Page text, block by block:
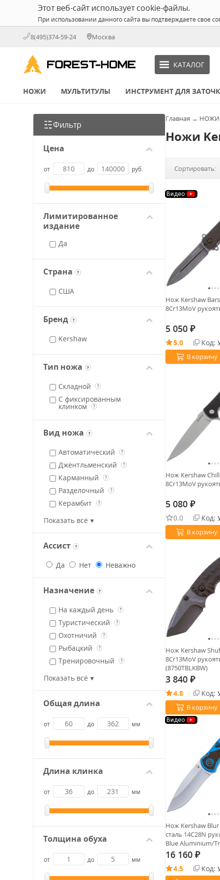
Этот веб-сайт использует cookie-файлы.
При использовании данного сайта вы подтверждаете свое
8(495)374-59-24 Москва
КАТАЛОГ
НОЖИ МУЛЬТИТУЛЫ ИНСТРУМЕНТ ДЛЯ
Фильтр
Цена
от до руб.
Лимитированное
издание
Да
Страна ?
США
Бренд ?
Kershaw
Тип ножа ?
Складной ?
С фиксированным
клинком
?
Вид ножа ?
Автоматический ?
Джентльменский ?
Карманный ?
Разделочный ?
Керамбит ?
Тактический
Балисонг (бабочка)
Шейный
Показать всё
Ассист ?
Да Нет Неважно
Назначение ?
На каждый день ?
Туристический ?
Охотничий ?
Рыбацкий ?
Тренировочный ?
Специальный
Показать всё
Общая длина
от до мм
Длина клинка
от до мм
Толщина обуха
от до мм
Главная → НОЖИ
Ножи
Сортировать:
Видео
Нож Kershaw
8Cr13MoV
5 050 ₽
5.0 Код:
В корзину
Нож Kershaw Chill
8Cr13MoV
5 080 ₽
0.0 Код:
В корзину
Нож Kershaw
8Cr13MoV
(8750TBLKBW)
3 840 ₽
4.8 Код:
В корзину
Видео
Нож Kershaw
сталь 14C28N
Blue Aluminium/
(1670NBSW)
16 160 ₽
4.5 Код: